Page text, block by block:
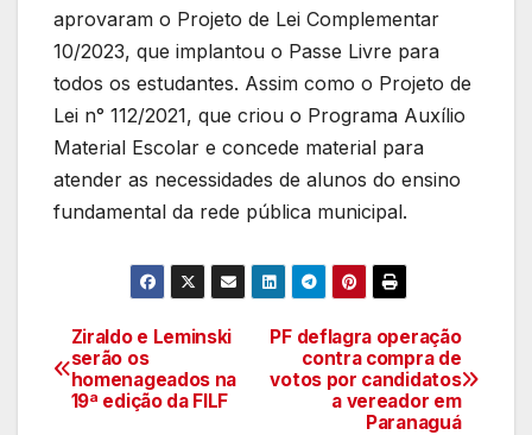
aprovaram o Projeto de Lei Complementar
10/2023, que implantou o Passe Livre para
todos os estudantes. Assim como o Projeto de
Lei n° 112/2021, que criou o Programa Auxílio
Material Escolar e concede material para
atender as necessidades de alunos do ensino
fundamental da rede pública municipal.
Navegação
de
PF deflagra operação
contra compra de
votos por candidatos
a vereador em
Paranaguá
Ziraldo e Leminski
serão os
homenageados na
19ª edição da FILF